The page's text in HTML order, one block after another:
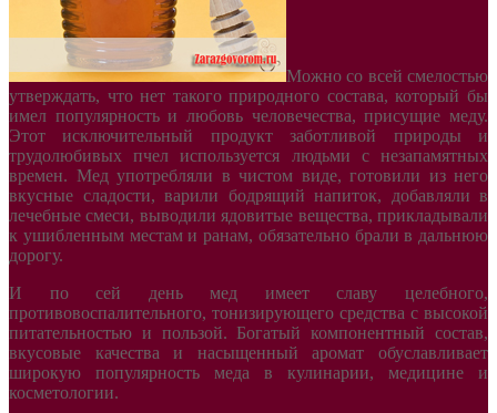
Можно со всей смелостью
утверждать, что нет такого природного состава, который бы
имел популярность и любовь человечества, присущие меду.
Этот исключительный продукт заботливой природы и
трудолюбивых пчел используется людьми с незапамятных
времен. Мед употребляли в чистом виде, готовили из него
вкусные сладости, варили бодрящий напиток, добавляли в
лечебные смеси, выводили ядовитые вещества, прикладывали
к ушибленным местам и ранам, обязательно брали в дальнюю
дорогу.
И по сей день мед имеет славу целебного,
противовоспалительного, тонизирующего средства с высокой
питательностью и пользой. Богатый компонентный состав,
вкусовые качества и насыщенный аромат обуславливает
широкую популярность меда в кулинарии, медицине и
косметологии.